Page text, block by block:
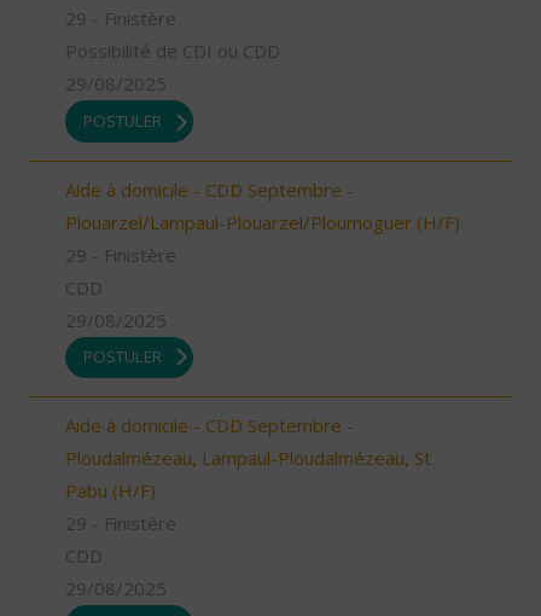
29 - Finistère
Possibilité de CDI ou CDD
29/08/2025
POSTULER
Aide à domicile - CDD Septembre -
Plouarzel/Lampaul-Plouarzel/Ploumoguer (H/F)
29 - Finistère
CDD
29/08/2025
POSTULER
Aide à domicile - CDD Septembre -
Ploudalmézeau, Lampaul-Ploudalmézeau, St
Pabu (H/F)
29 - Finistère
CDD
29/08/2025